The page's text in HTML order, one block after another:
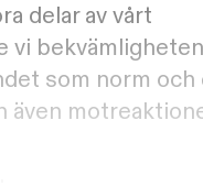
delar av vårt
vi
som norm och
även